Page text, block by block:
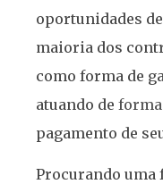
oportunidades
maioria dos
como forma de
atuando de
pagamento de
Procurando uma